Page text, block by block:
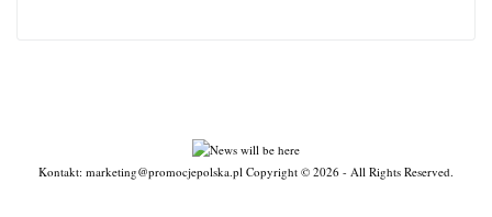
Kontakt: marketing@promocjepolska.pl Copyright © 2026 - All Rights Reserved.